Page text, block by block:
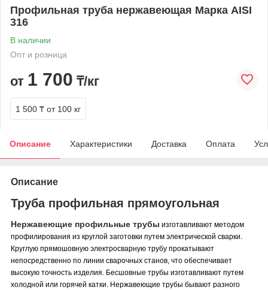
Профильная труба нержавеющая Марка AISI
316
В наличии
Опт и розница
от 1 700 ₸/кг
1 500 ₸ от 100 кг
Описание Характеристики Доставка Оплата
Описание
Труба профильная прямоугольная
Нержавеющие профильные трубы изготавливают методом
профилирования из круглой заготовки путем электрической сварки.
Круглую прямошовную электросварную трубу прокатывают
непосредственно по линии сварочных станов, что обеспечивает
высокую точность изделия. Бесшовные трубы изготавливают путем
холодной или горячей катки. Нержавеющие трубы бывают разного